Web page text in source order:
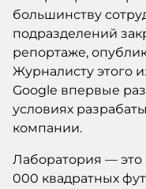
большинству
подразделений
репортаже,
Журналисту этого
Google впервые
условиях
компании.
Лаборатория — это
000 квадратных